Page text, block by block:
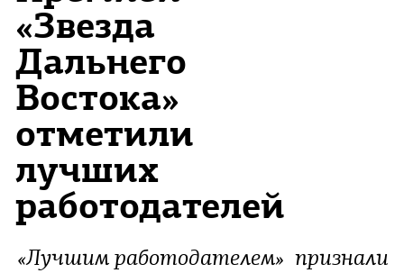
«Звезда
Дальнего
Востока»
отметили
лучших
работодателей
«Лучшим работодателем» признали